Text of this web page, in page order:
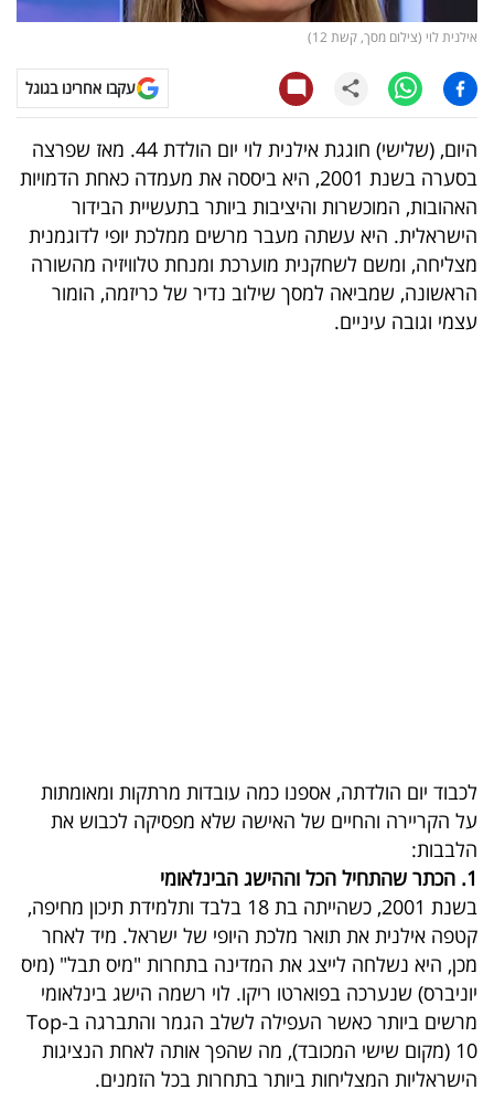
קריפטו
ויראלי
טלוויזיה
עסקי
ספורט
קריירה
ולימודים
המילון
הכלכלי
פודקאסט
40
UNDER
40
שיתופי
אילנית לוי (צילום מסך, קשת 12)
עקבו אחרינו בגוגל
היום, (שלישי) חוגגת אילנית לוי יום הולדת 44. מאז שפרצה
בסערה בשנת 2001, היא ביססה את מעמדה כאחת הדמויות
האהובות, המוכשרות והיציבות ביותר בתעשיית הבידור
הישראלית. היא עשתה מעבר מרשים ממלכת יופי לדוגמנית
מצליחה, ומשם לשחקנית מוערכת ומנחת טלוויזיה מהשורה
הראשונה, שמביאה למסך שילוב נדיר של כריזמה, הומור
עצמי וגובה עיניים.
לכבוד יום הולדתה, אספנו כמה עובדות מרתקות ומאומתות
על הקריירה והחיים של האישה שלא מפסיקה לכבוש את
הלבבות:
1. הכתר שהתחיל הכל וההישג הבינלאומי
בשנת 2001, כשהייתה בת 18 בלבד ותלמידת תיכון מחיפה,
קטפה אילנית את תואר מלכת היופי של ישראל. מיד לאחר
מכן, היא נשלחה לייצג את המדינה בתחרות "מיס תבל" (מיס
יוניברס) שנערכה בפוארטו ריקו. לוי רשמה הישג בינלאומי
מרשים ביותר כאשר העפילה לשלב הגמר והתברגה ב-Top
10 (מקום שישי המכובד), מה שהפך אותה לאחת הנציגות
הישראליות המצליחות ביותר בתחרות בכל הזמנים.